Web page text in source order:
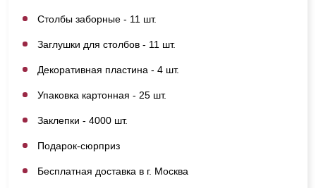
Столбы заборные - 11 шт.
Заглушки для столбов - 11 шт.
Декоративная пластина - 4 шт.
Упаковка картонная - 25 шт.
Заклепки - 4000 шт.
Подарок-сюрприз
Бесплатная доставка в г. Москва